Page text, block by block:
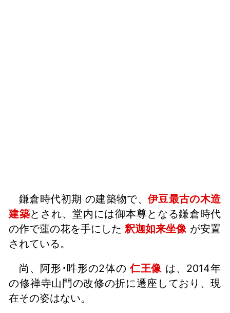
鎌倉時代初期 の建築物で、伊豆最古の木造
建築とされ、堂内には御本尊となる鎌倉時代
の作で蓮の花を手にした釈迦如来坐像が安置
されている。
尚、阿形･吽形の2体の仁王像 は、2014年
の修禅寺山門の改修の折に遷座しており、現
在その姿はない。